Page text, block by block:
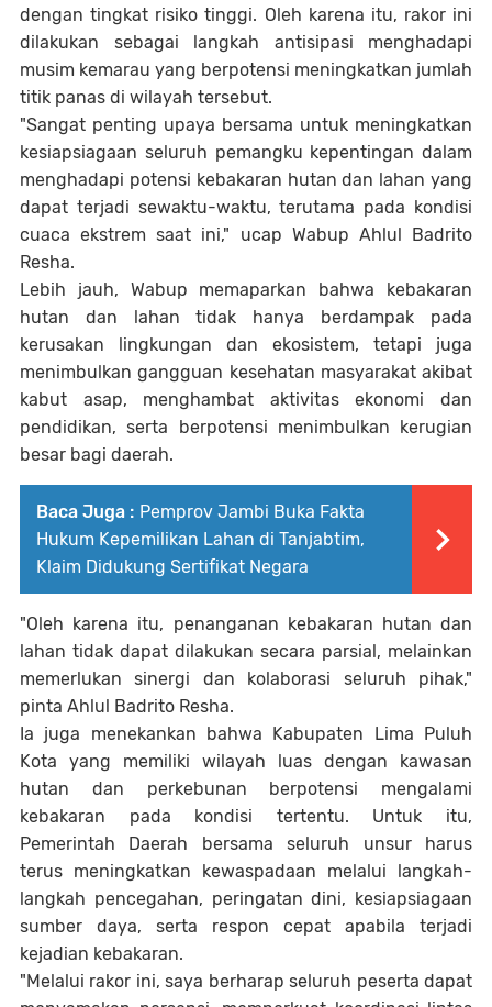
dengan tingkat risiko tinggi. Oleh karena itu, rakor ini
dilakukan sebagai langkah antisipasi menghadapi
musim kemarau yang berpotensi meningkatkan jumlah
titik panas di wilayah tersebut.
"Sangat penting upaya bersama untuk meningkatkan
kesiapsiagaan seluruh pemangku kepentingan dalam
menghadapi potensi kebakaran hutan dan lahan yang
dapat terjadi sewaktu-waktu, terutama pada kondisi
cuaca ekstrem saat ini," ucap Wabup Ahlul Badrito
Resha.
Lebih jauh, Wabup memaparkan bahwa kebakaran
hutan dan lahan tidak hanya berdampak pada
kerusakan lingkungan dan ekosistem, tetapi juga
menimbulkan gangguan kesehatan masyarakat akibat
kabut asap, menghambat aktivitas ekonomi dan
pendidikan, serta berpotensi menimbulkan kerugian
besar bagi daerah.
Baca Juga : Pemprov Jambi Buka Fakta
Hukum Kepemilikan Lahan di Tanjabtim,
Klaim Didukung Sertifikat Negara
"Oleh karena itu, penanganan kebakaran hutan dan
lahan tidak dapat dilakukan secara parsial, melainkan
memerlukan sinergi dan kolaborasi seluruh pihak,"
pinta Ahlul Badrito Resha.
Ia juga menekankan bahwa Kabupaten Lima Puluh
Kota yang memiliki wilayah luas dengan kawasan
hutan dan perkebunan berpotensi mengalami
kebakaran pada kondisi tertentu. Untuk itu,
Pemerintah Daerah bersama seluruh unsur harus
terus meningkatkan kewaspadaan melalui langkah-
langkah pencegahan, peringatan dini, kesiapsiagaan
sumber daya, serta respon cepat apabila terjadi
kejadian kebakaran.
"Melalui rakor ini, saya berharap seluruh peserta dapat